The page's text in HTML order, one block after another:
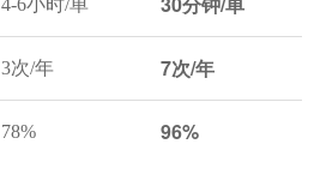
4-6小时/单
3次/年 7次/年
78% 96%